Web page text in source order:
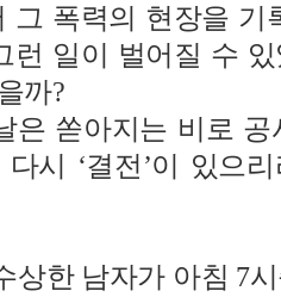
그 폭력의 현장을 기
런 일이 벌어질 수
까?
은 쏟아지는 비로
시 ‘결전’이 있으
상한 남자가 아침 7